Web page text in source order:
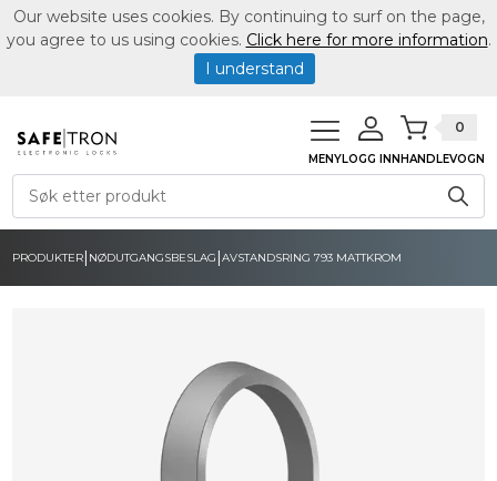
MENYLOGG INN
0
HANDLEVOGN
PRODUKTER| NØDUTGANGSBESLAG |AVSTANDSRING 793 MATTKROM
Our website uses cookies. By continuing to surf on the page,
you agree to us using cookies. Click here for more information.
I understand